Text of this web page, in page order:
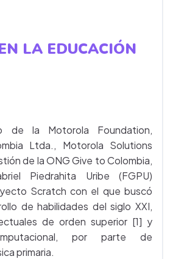
LA EDUCACIÓN
de la Motorola Foundation,
Ltda., Motorola Solutions
de la ONG Give to Colombia,
Piedrahita Uribe (FGPU)
Scratch con el que buscó
de habilidades del siglo XXI,
de orden superior [1] y
por parte de
primaria.